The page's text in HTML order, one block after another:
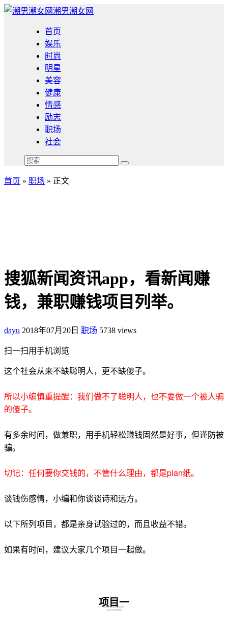
潮男潮女网
首页
娱乐
时尚
明星
美容
健康
情感
励志
职场
社会
首页 » 职场 » 正文
搜狐新闻资讯app，看新闻赚
钱，兼职赚钱项目列举。
dayu 2018年07月20日 职场 5738 views
扫一扫用手机浏览
这个社会从来不缺聪明人，更不缺傻子。
所以小编慎重提醒：我们做不了聪明人，也不要做一个被人骗
的傻子。
有多余时间，做兼职，用手机轻松赚钱固然是好事，但谨防被
骗。
切记：任何要你交钱的，不管什么理由，都是pian纸。
谈钱伤感情，小编和你谈谈诗和远方。
以下所列项目，都是亲身试验过的，而且收益不错。
如果有时间，建议大家几个项目一起做。
项目一